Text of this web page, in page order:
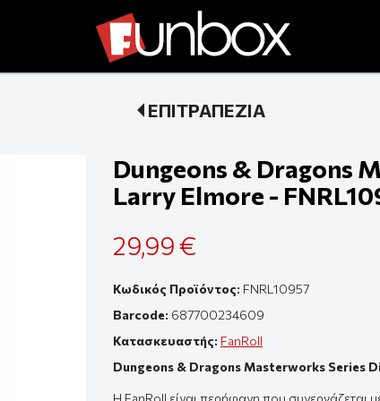
ΕΠΙΤΡΑΠΕΖΙΑ
Dungeons & Dragons
Larry Elmore -
29,99 €
Κωδικός Προϊόντος: FNRL10957
Barcode: 687700234609
Κατασκευαστής: FanRoll
Dungeons & Dragons Masterworks Series